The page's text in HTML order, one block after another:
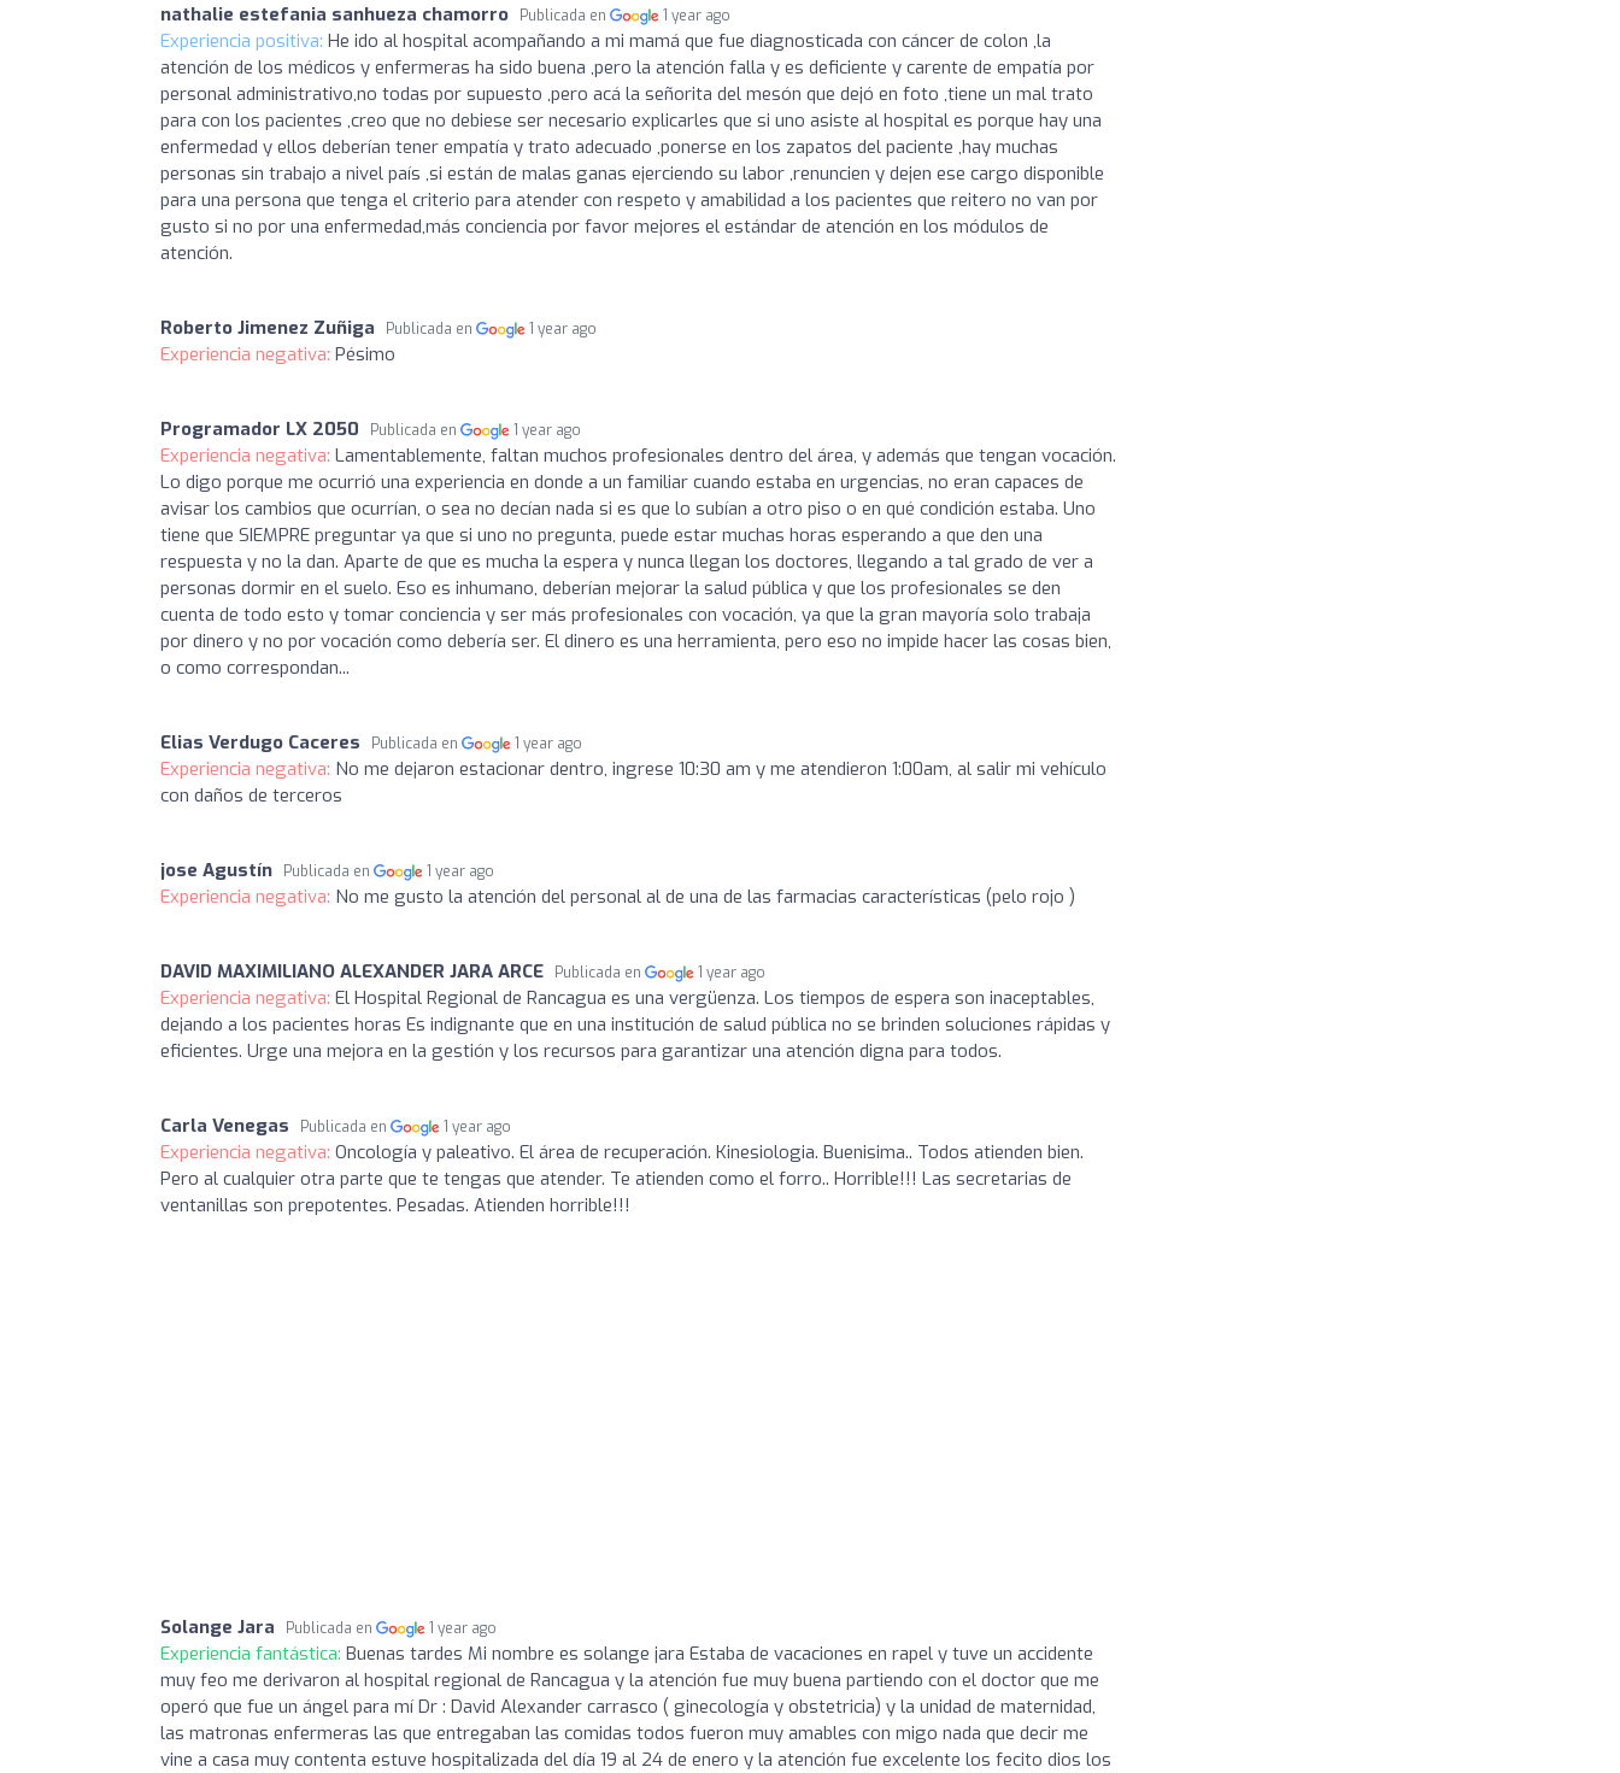
nathalie estefania sanhueza chamorro Publicada en 1 year ago
Experiencia positiva: He ido al hospital acompañando a mi mamá que fue diagnosticada con cáncer de colon ,la
atención de los médicos y enfermeras ha sido buena ,pero la atención falla y es deficiente y carente de empatía por
personal administrativo,no todas por supuesto ,pero acá la señorita del mesón que dejó en foto ,tiene un mal trato
para con los pacientes ,creo que no debiese ser necesario explicarles que si uno asiste al hospital es porque hay una
enfermedad y ellos deberían tener empatía y trato adecuado ,ponerse en los zapatos del paciente ,hay muchas
personas sin trabajo a nivel país ,si están de malas ganas ejerciendo su labor ,renuncien y dejen ese cargo disponible
para una persona que tenga el criterio para atender con respeto y amabilidad a los pacientes que reitero no van por
gusto si no por una enfermedad,más conciencia por favor mejores el estándar de atención en los módulos de
atención.
Roberto Jimenez Zuñiga Publicada en 1 year ago
Experiencia negativa: Pésimo
Programador LX 2050 Publicada en 1 year ago
Experiencia negativa: Lamentablemente, faltan muchos profesionales dentro del área, y además que tengan vocación.
Lo digo porque me ocurrió una experiencia en donde a un familiar cuando estaba en urgencias, no eran capaces de
avisar los cambios que ocurrían, o sea no decían nada si es que lo subían a otro piso o en qué condición estaba. Uno
tiene que SIEMPRE preguntar ya que si uno no pregunta, puede estar muchas horas esperando a que den una
respuesta y no la dan. Aparte de que es mucha la espera y nunca llegan los doctores, llegando a tal grado de ver a
personas dormir en el suelo. Eso es inhumano, deberían mejorar la salud pública y que los profesionales se den
cuenta de todo esto y tomar conciencia y ser más profesionales con vocación, ya que la gran mayoría solo trabaja
por dinero y no por vocación como debería ser. El dinero es una herramienta, pero eso no impide hacer las cosas bien,
o como correspondan...
Elias Verdugo Caceres Publicada en 1 year ago
Experiencia negativa: No me dejaron estacionar dentro, ingrese 10:30 am y me atendieron 1:00am, al salir mi vehículo
con daños de terceros
jose Agustín Publicada en 1 year ago
Experiencia negativa: No me gusto la atención del personal al de una de las farmacias características (pelo rojo )
DAVID MAXIMILIANO ALEXANDER JARA ARCE Publicada en 1 year ago
Experiencia negativa: El Hospital Regional de Rancagua es una vergüenza. Los tiempos de espera son inaceptables,
dejando a los pacientes horas Es indignante que en una institución de salud pública no se brinden soluciones rápidas y
eficientes. Urge una mejora en la gestión y los recursos para garantizar una atención digna para todos.
Carla Venegas Publicada en 1 year ago
Experiencia negativa: Oncología y paleativo. El área de recuperación. Kinesiologia. Buenisima.. Todos atienden bien.
Pero al cualquier otra parte que te tengas que atender. Te atienden como el forro.. Horrible!!! Las secretarias de
ventanillas son prepotentes. Pesadas. Atienden horrible!!!
Solange Jara Publicada en 1 year ago
Experiencia fantástica: Buenas tardes Mi nombre es solange jara Estaba de vacaciones en rapel y tuve un accidente
muy feo me derivaron al hospital regional de Rancagua y la atención fue muy buena partiendo con el doctor que me
operó que fue un ángel para mí Dr : David Alexander carrasco ( ginecología y obstetricia) y la unidad de maternidad,
las matronas enfermeras las que entregaban las comidas todos fueron muy amables con migo nada que decir me
vine a casa muy contenta estuve hospitalizada del día 19 al 24 de enero y la atención fue excelente los fecito dios los